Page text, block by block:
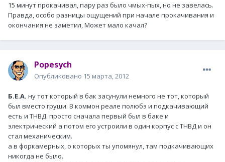
15 минут прокачивал, пару раз было чмых-пых, но не завелась.
Правда, особо разницы ощущений при начале прокачивания и
окончания не заметил, Может мало качал?
Popesych
Опубликовано 15 марта, 2012
Б.Е.А. ну тот который в бак засунули немного не тот, который
был вместо груши. В коммон реале полюбэ и подкачивающий
есть и ТНВД. просто сначала первый был в баке и
электрический а потом его устроили в один корпус с ТНВД и он
стал механическим.
а в форкамерных, о которых ты упомянул, там подкачивающих
никогда не было.